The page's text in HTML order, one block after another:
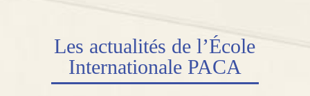
Les actualités de l’École
Internationale PACA